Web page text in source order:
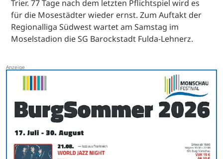
Trier. 77 Tage nach dem letzten Pflichtspiel wird es
für die Mosestädter wieder ernst. Zum Auftakt der
Regionalliga Südwest wartet am Samstag im
Moselstadion die SG Barockstadt Fulda-Lehnerz.